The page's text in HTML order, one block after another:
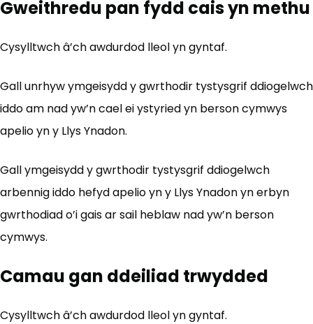
Gweithredu pan fydd cais yn methu
Cysylltwch â’ch awdurdod lleol yn gyntaf.
Gall unrhyw ymgeisydd y gwrthodir tystysgrif ddiogelwch
iddo am nad yw’n cael ei ystyried yn berson cymwys
apelio yn y Llys Ynadon.
Gall ymgeisydd y gwrthodir tystysgrif ddiogelwch
arbennig iddo hefyd apelio yn y Llys Ynadon yn erbyn
gwrthodiad o’i gais ar sail heblaw nad yw’n berson
cymwys.
Camau gan ddeiliad trwydded
Cysylltwch â’ch awdurdod lleol yn gyntaf.